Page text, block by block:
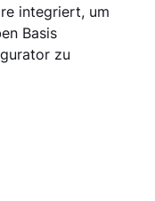
integriert, um
Basis
zu